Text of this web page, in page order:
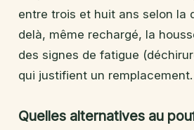
entre trois et huit ans selon la
delà, même rechargé, la
des signes de fatigue
qui justifient un remplacement.
Quelles alternatives au